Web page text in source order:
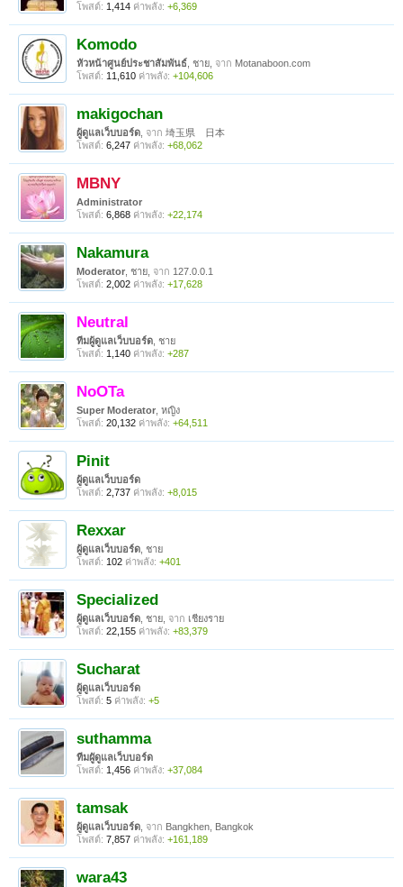
โพสต์: 1,414 ค่าพลัง: +6,369
Komodo
หัวหน้าศูนย์ประชาสัมพันธ์ , ชาย, จาก Motanaboon.com
โพสต์: 11,610 ค่าพลัง: +104,606
makigochan
ผู้ดูแลเว็บบอร์ด จาก 埼玉県 日本
โพสต์: 6,247 ค่าพลัง: +68,062
MBNY
Administrator
โพสต์: 6,868 ค่าพลัง: +22,174
Nakamura
Moderator , ชาย, จาก 127.0.0.1
โพสต์: 2,002 ค่าพลัง: +17,628
Neutral
ทีมผู้ดูแลเว็บบอร์ด , ชาย
โพสต์: 1,140 ค่าพลัง: +287
NoOTa
Super Moderator , หญิง
โพสต์: 20,132 ค่าพลัง: +64,511
Pinit
ผู้ดูแลเว็บบอร์ด
โพสต์: 2,737 ค่าพลัง: +8,015
Rexxar
ผู้ดูแลเว็บบอร์ด , ชาย
โพสต์: 102 ค่าพลัง: +401
Specialized
ผู้ดูแลเว็บบอร์ด , ชาย, จาก เชียงราย
โพสต์: 22,155 ค่าพลัง: +83,379
Sucharat
ผู้ดูแลเว็บบอร์ด
โพสต์: 5 ค่าพลัง: +5
suthamma
ทีมผูัดูแลเว็บบอร์ด
โพสต์: 1,456 ค่าพลัง: +37,084
tamsak
ผู้ดูแลเว็บบอร์ด จาก Bangkhen, Bangkok
โพสต์: 7,857 ค่าพลัง: +161,189
wara43